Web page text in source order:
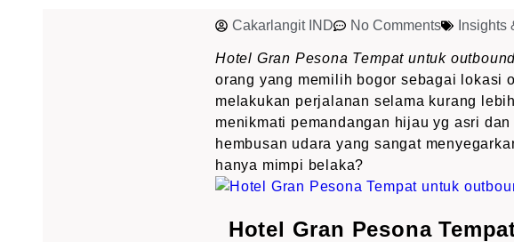
Cakarlangit IND No Comments Insights
Hotel Gran Pesona Tempat untuk
orang yang memilih bogor sebagai lokasi
melakukan perjalanan selama kurang
menikmati pemandangan hijau yg asri
hembusan udara yang sangat
hanya mimpi belaka?
Hotel Gran Pesona